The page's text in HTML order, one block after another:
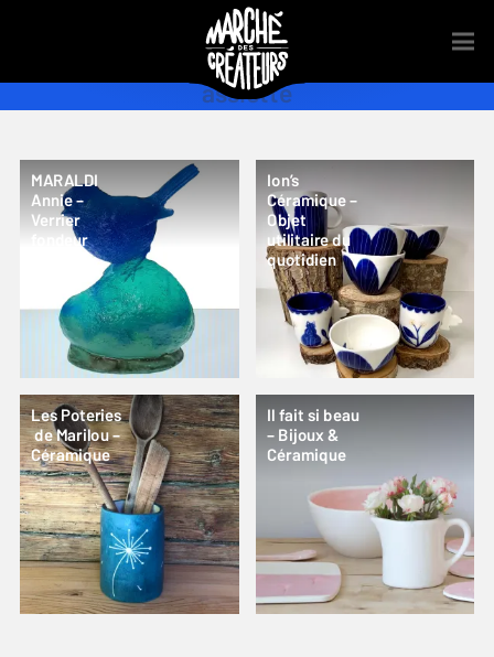
assiette
MARALDI
Annie –
Verrier
fondeur
Ion’s
Céramique –
Objet
utilitaire du
quotidien
Les Poteries
de Marilou –
Céramique
Il fait si beau
– Bijoux &
Céramique